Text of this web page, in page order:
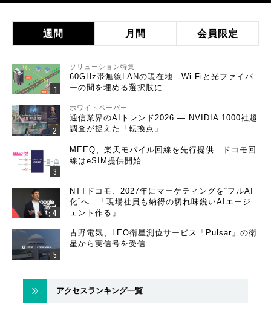
週間 月間 会員限定
ソリューション特集
60GHz帯無線LANの現在地 Wi-Fiと光ファイバ
ーの間を埋める選択肢に
ホワイトペーパー
通信業界のAIトレンド2026 ― NVIDIA 1000社超
調査が捉えた「転換点」
MEEQ、楽天モバイル回線を先行提供 ドコモ回
線はeSIM提供開始
NTTドコモ、2027年にマーケティングを“フルAI
化”へ 「現場社員も納得の切れ味鋭いAIエージ
ェント作る」
古野電気、LEO衛星測位サービス「Pulsar」の衛
星から実信号を受信
アクセスランキング一覧